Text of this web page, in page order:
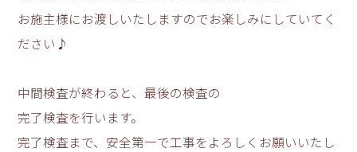
お施主様にお渡しいたしますのでお楽しみにしていてく
ださい♪
中間検査が終わると、最後の検査の
完了検査を行います。
完了検査まで、安全第一で工事をよろしくお願いいたし